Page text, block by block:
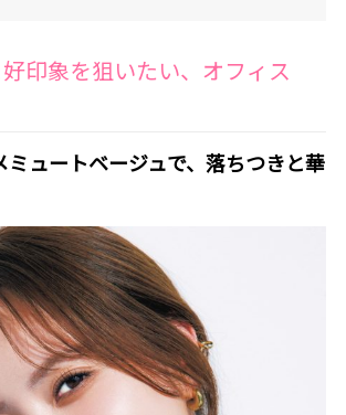
印象を狙いたい、オフィス
ミュートベージュで、落ちつきと華